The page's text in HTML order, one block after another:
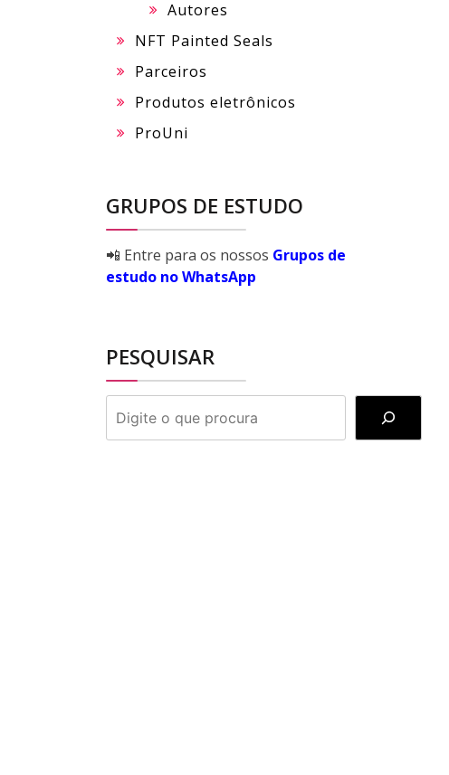
Autores
NFT Painted Seals
Parceiros
Produtos eletrônicos
ProUni
GRUPOS DE ESTUDO
📲 Entre para os nossos Grupos de
estudo no WhatsApp
PESQUISAR
PESQUISAR